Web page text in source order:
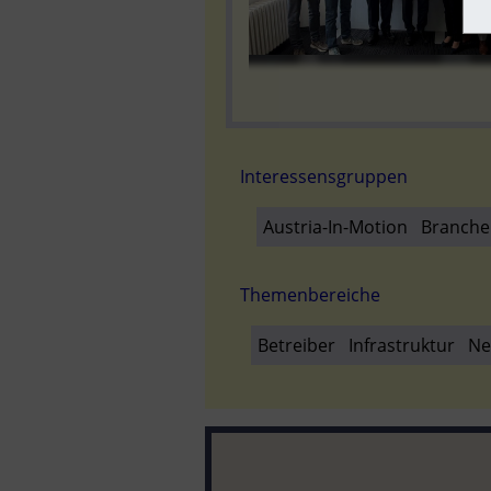
Interessensgruppen
Austria-In-Motion
Themenbereiche
Betreiber Infrastruktur